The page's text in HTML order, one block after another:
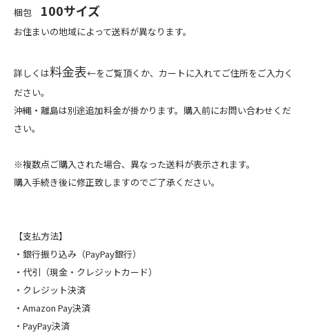
梱包 100サイズ
お住まいの地域によって送料が異なります。
詳しくは料金表←をご覧頂くか、カートに入れてご住所をご入力く
ださい。
沖縄・離島は別途追加料金が掛かります。購入前にお問い合わせくだ
さい。
※複数点ご購入された場合、異なった送料が表示されます。
購入手続き後に修正致しますのでご了承ください。
【支払方法】
・銀行振り込み（PayPay銀行）
・代引（現金・クレジットカード）
・クレジット決済
・Amazon Pay決済
・PayPay決済